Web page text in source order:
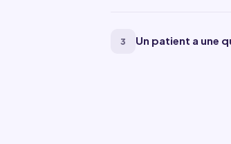
3 Un patient a une